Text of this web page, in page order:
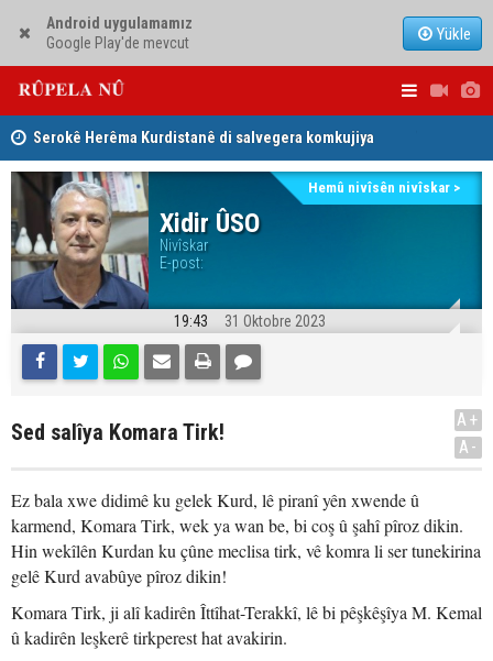
Android uygulamamız
Google Play'de mevcut
Yükle
Serokê Herêma Kurdistanê di salvegera komkujiya
Sêmêlê de peyamek belav kir
Tirkiye, Pakistan û Erebistana Siûdî ‘Peymana Mekeyê’
îmze kir
girîng e û
Xidir ÛSO
Nivîskar
E-post:
Hemû nivîsên nivîskar >
19:43 31 Oktobre 2023
Sed salîya Komara Tirk!
A+
A-
Ez bala xwe didimê ku gelek Kurd, lê piranî yên xwende û
karmend, Komara Tirk, wek ya wan be, bi coş û şahî pîroz dikin.
Hin wekîlên Kurdan ku çûne meclisa tirk, vê komra li ser tunekirina
gelê Kurd avabûye pîroz dikin!
Komara Tirk, ji alî kadirên Îttîhat-Terakkî, lê bi pêşkêşîya M. Kemal
û kadirên leşkerê tirkperest hat avakirin.